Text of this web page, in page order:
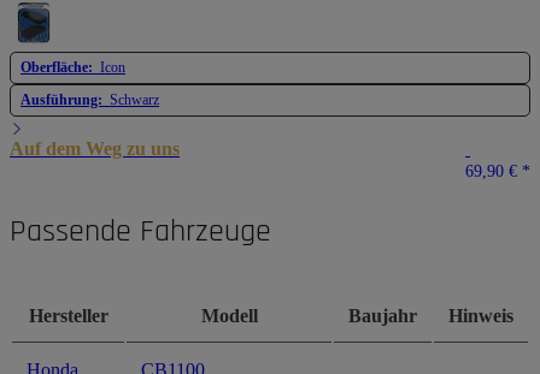
Oberfläche: Icon
Ausführung: Schwarz
Auf dem Weg zu uns
69,90 € *
Passende Fahrzeuge
Hersteller Modell Baujahr Hinweis
Honda CB1100